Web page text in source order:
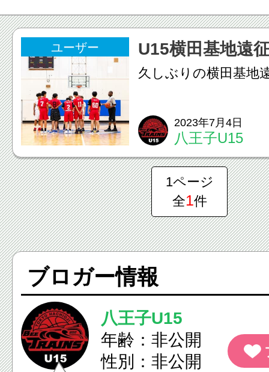
ユーザー U15横田基地遠
久しぶりの横田基地
2023年7月4日
八王子U15
1ページ
全1件
ブロガー情報
八王子U15
年齢：非公開
性別：非公開